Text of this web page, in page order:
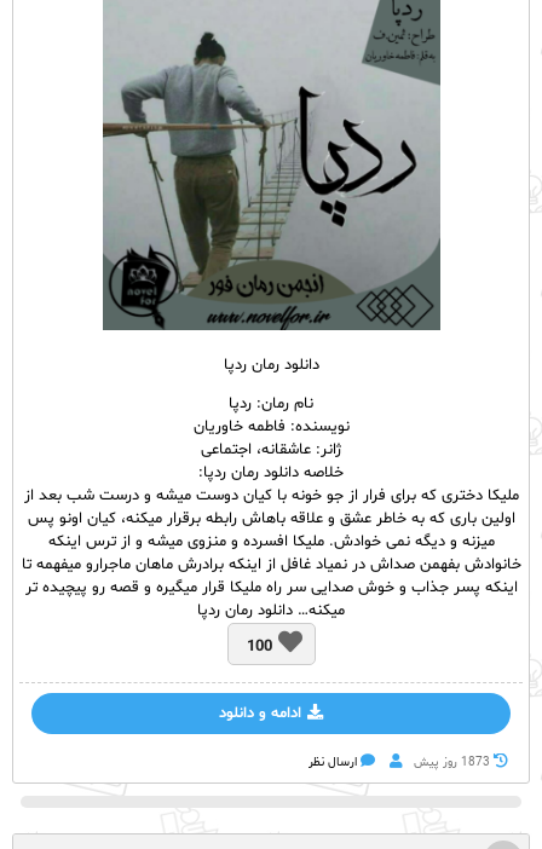
دانلود رمان ردپا
نام رمان: ردپا
نویسنده: فاطمه خاوریان
ژانر: عاشقانه، اجتماعی
خلاصه دانلود رمان ردپا:
ملیکا‌ دختری که برای فرار از جو خونه با کیان دوست میشه و درست شب بعد از
اولین باری که به خاطر عشق و علاقه باهاش رابطه برقرار میکنه، کیان اونو پس
میزنه و‌ دیگه نمی خوادش. ملیکا افسرده و منزوی میشه و از ترس اینکه
خانوادش بفهمن صداش در نمیاد غافل از اینکه برادرش ماهان ماجرارو میفهمه تا
اینکه پسر جذاب و خوش صدایی سر راه ملیکا قرار میگیره و قصه رو پیچیده تر
میکنه… دانلود رمان ردپا
100
ادامه و دانلود
1873 روز پيش ارسال نظر